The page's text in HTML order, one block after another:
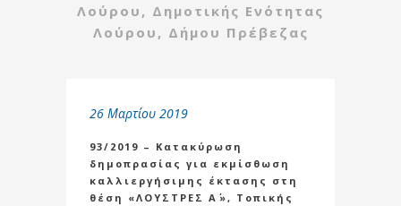
Λούρου, Δημοτικής Ενότητας
Λούρου, Δήμου Πρέβεζας
26 Μαρτίου 2019
93/2019 – Κατακύρωση
δημοπρασίας για εκμίσθωση
καλλιεργήσιμης έκτασης στη
θέση «ΛΟΥΣΤΡΕΣ Α΄», Τοπικής